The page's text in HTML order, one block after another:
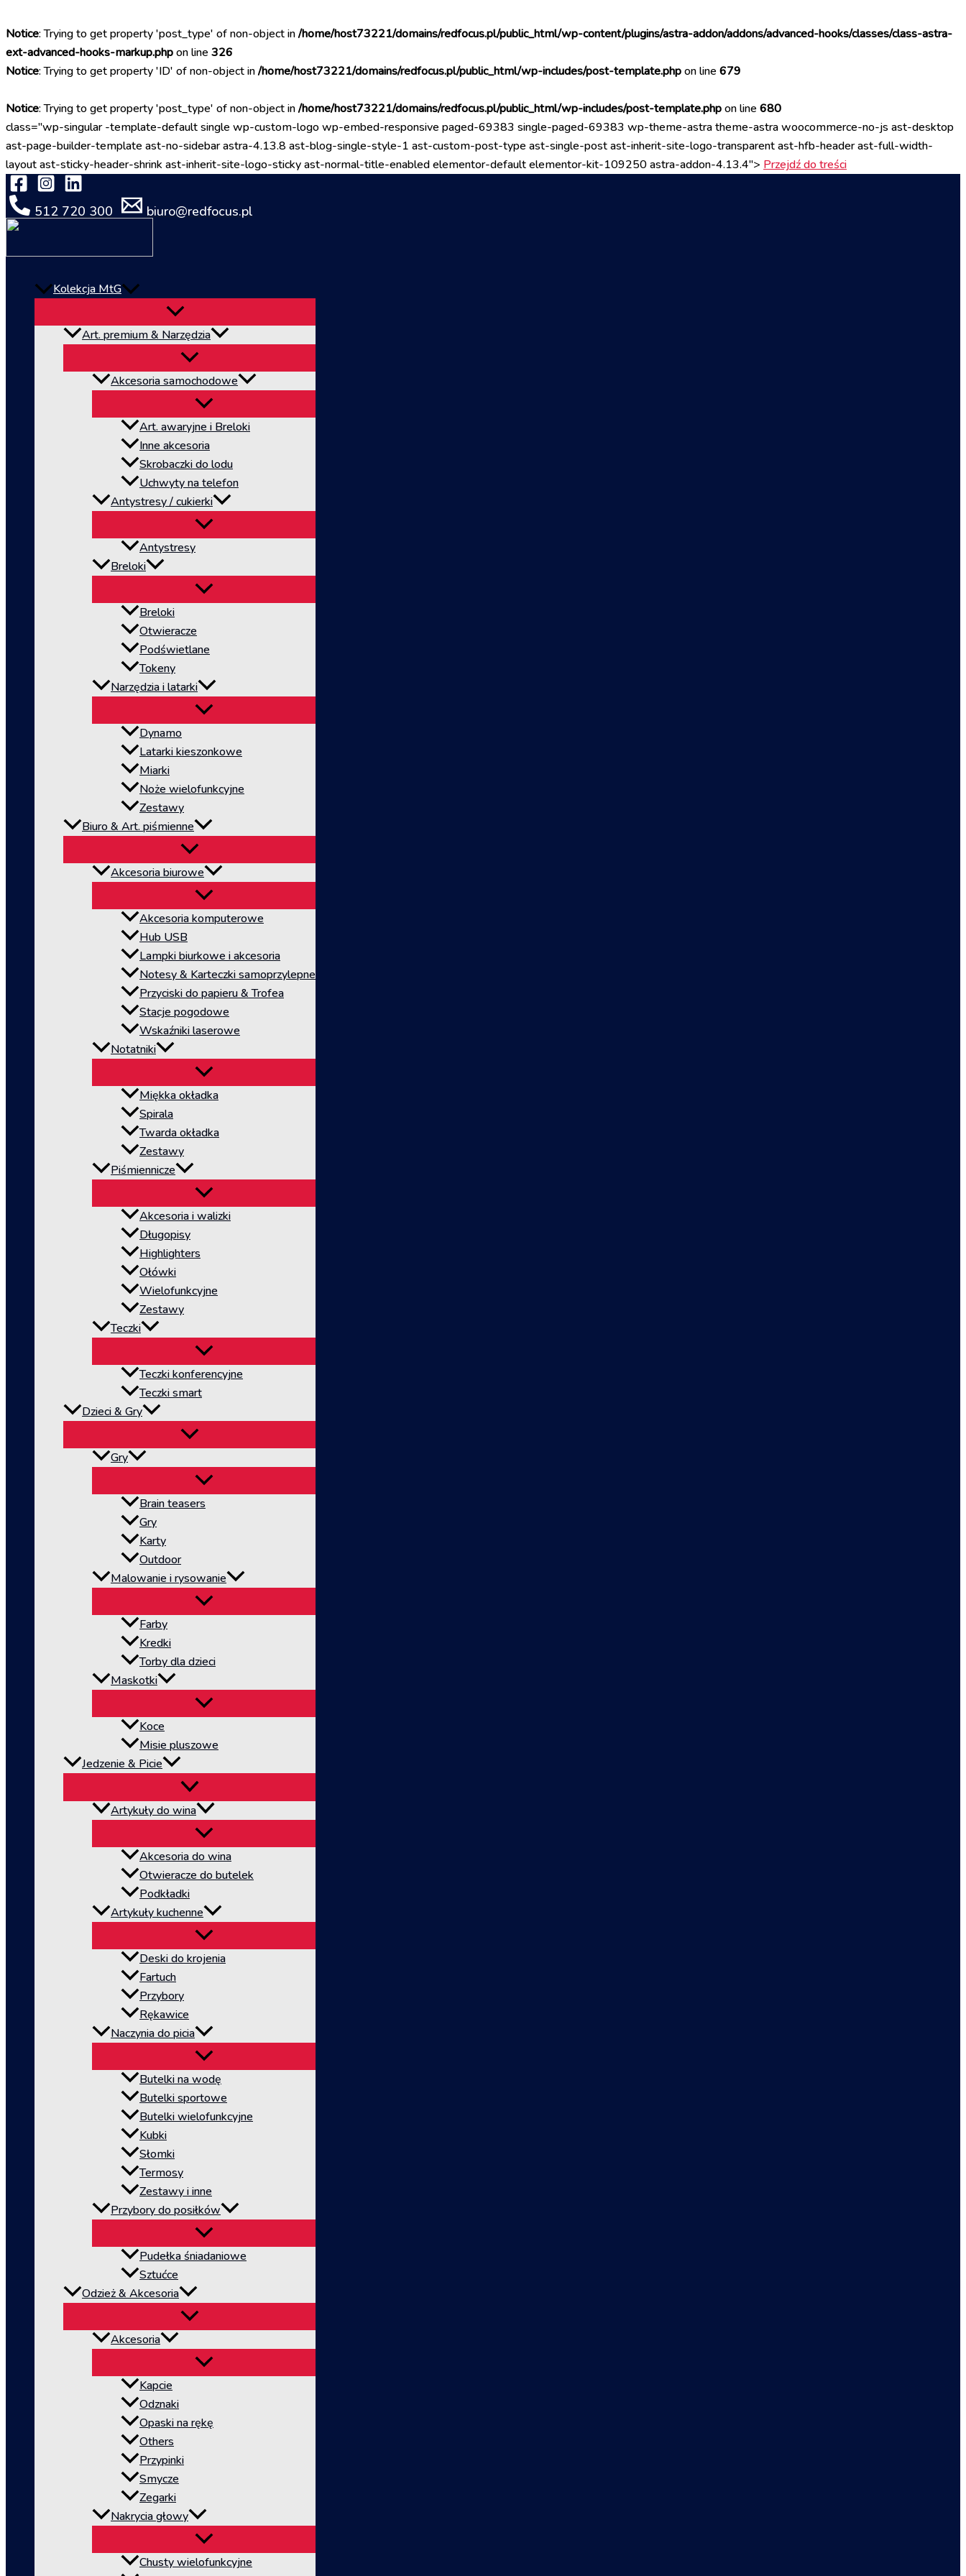
Notice: Trying to get property 'post_type' of non-object in/home/host73221/domains/redfocus.pl/public_html/wp-content/plugins/astra-addon/addons/advanced-hooks/classes/class-astra-
ext-advanced-hooks-markup.phpon line 326
Notice: Trying to get property 'ID' of non-object in/home/host73221/domains/redfocus.pl/public_html/wp-includes/post-template.phpon line 679
Notice: Trying to get property 'post_type' of non-object in/home/host73221/domains/redfocus.pl/public_html/wp-includes/post-template.phpon line 680
class="wp-singular -template-default single wp-custom-logo wp-embed-responsive paged-69383 single-paged-69383 wp-theme-astra theme-astra woocommerce-no-js ast-desktop
ast-page-builder-template ast-no-sidebar astra-4.13.8 ast-blog-single-style-1 ast-custom-post-type ast-single-post ast-inherit-site-logo-transparent ast-hfb-header ast-full-width-
layout ast-sticky-header-shrink ast-inherit-site-logo-sticky ast-normal-title-enabled elementor-default elementor-kit-109250 astra-addon-4.13.4"> Przejdź do treści
512 720 300 biuro@redfocus.pl
Kolekcja MtG
Art. premium & Narzędzia
Akcesoria samochodowe
Art. awaryjne i Breloki
Inne akcesoria
Skrobaczki do lodu
Uchwyty na telefon
Antystresy / cukierki
Antystresy
Breloki
Breloki
Otwieracze
Podświetlane
Tokeny
Narzędzia i latarki
Dynamo
Latarki kieszonkowe
Miarki
Noże wielofunkcyjne
Zestawy
Biuro & Art. piśmienne
Akcesoria biurowe
Akcesoria komputerowe
Hub USB
Lampki biurkowe i akcesoria
Notesy & Karteczki samoprzylepne
Przyciski do papieru & Trofea
Stacje pogodowe
Wskaźniki laserowe
Notatniki
Miękka okładka
Spirala
Twarda okładka
Zestawy
Piśmiennicze
Akcesoria i walizki
Długopisy
Highlighters
Ołówki
Wielofunkcyjne
Zestawy
Teczki
Teczki konferencyjne
Teczki smart
Dzieci & Gry
Gry
Brain teasers
Gry
Karty
Outdoor
Malowanie i rysowanie
Farby
Kredki
Torby dla dzieci
Maskotki
Koce
Misie pluszowe
Jedzenie & Picie
Artykuły do wina
Akcesoria do wina
Otwieracze do butelek
Podkładki
Artykuły kuchenne
Deski do krojenia
Fartuch
Przybory
Rękawice
Naczynia do picia
Butelki na wodę
Butelki sportowe
Butelki wielofunkcyjne
Kubki
Słomki
Termosy
Zestawy i inne
Przybory do posiłków
Pudełka śniadaniowe
Sztućce
Odzież & Akcesoria
Akcesoria
Kapcie
Odznaki
Opaski na rękę
Others
Przypinki
Smycze
Zegarki
Nakrycia głowy
Chusty wielofunkcyjne